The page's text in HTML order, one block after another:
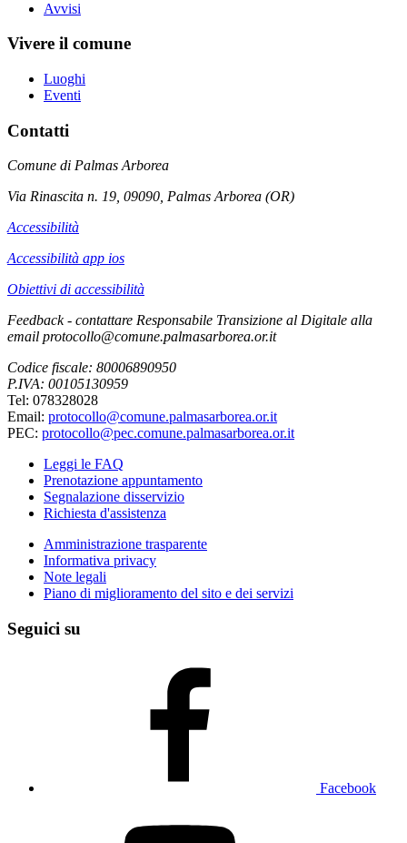
Avvisi
Vivere il comune
Luoghi
Eventi
Contatti
Comune di Palmas Arborea
Via Rinascita n. 19, 09090, Palmas Arborea (OR)
Accessibilità
Accessibilità app ios
Obiettivi di accessibilità
Feedback - contattare Responsabile Transizione al Digitale alla
email protocollo@comune.palmasarborea.or.it
Codice fiscale: 80006890950
P.IVA: 00105130959
Tel: 078328028
Email: protocollo@comune.palmasarborea.or.it
PEC: protocollo@pec.comune.palmasarborea.or.it
Leggi le FAQ
Prenotazione appuntamento
Segnalazione disservizio
Richiesta d'assistenza
Amministrazione trasparente
Informativa privacy
Note legali
Piano di miglioramento del sito e dei servizi
Seguici su
Facebook